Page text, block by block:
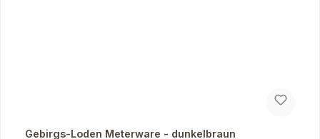
Gebirgs-Loden Meterware - dunkelbraun